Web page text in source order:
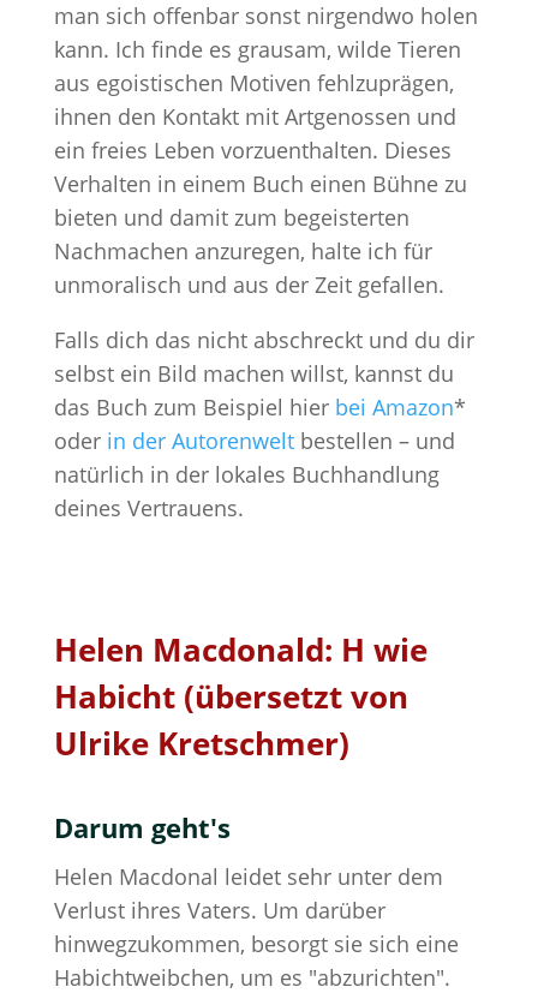
man sich offenbar sonst nirgendwo holen
kann. Ich finde es grausam, wilde Tieren
aus egoistischen Motiven fehlzuprägen,
ihnen den Kontakt mit Artgenossen und
ein freies Leben vorzuenthalten. Dieses
Verhalten in einem Buch einen Bühne zu
bieten und damit zum begeisterten
Nachmachen anzuregen, halte ich für
unmoralisch und aus der Zeit gefallen.
Falls dich das nicht abschreckt und du dir
selbst ein Bild machen willst, kannst du
das Buch zum Beispiel hier bei Amazon*
oder in der Autorenwelt bestellen – und
natürlich in der lokales Buchhandlung
deines Vertrauens.
Helen Macdonald: H wie
Habicht (übersetzt von
Ulrike Kretschmer)
Darum geht's
Helen Macdonal leidet sehr unter dem
Verlust ihres Vaters. Um darüber
hinwegzukommen, besorgt sie sich eine
Habichtweibchen, um es "abzurichten".